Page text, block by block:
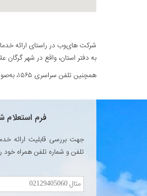
شرکت های‌وب در راستای ارائه
به دفتر استان، واقع در شهر گرگان
همچنین تلفن سراسری ۱۵۶۵، به‌صورت ۲۴ ساعته پاسخگوی نیازهای شما می‌باشد.
فرم استعلام
تلفن و شماره تلفن همراه خود